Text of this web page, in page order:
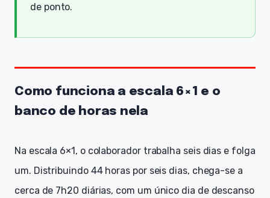
de ponto.
Como funciona a escala 6×1 e o
banco de horas nela
Na escala 6×1, o colaborador trabalha seis dias e folga
um. Distribuindo 44 horas por seis dias, chega-se a
cerca de 7h20 diárias, com um único dia de descanso